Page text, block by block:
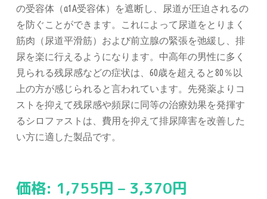
の受容体（α1A受容体）を遮断し、尿道が圧迫されるの
を防ぐことができます。これによって尿道をとりまく
筋肉（尿道平滑筋）および前立腺の緊張を弛緩し、排
尿を楽に行えるようになります。中高年の男性に多く
見られる残尿感などの症状は、60歳を超えると80％以
上の方が感じられると言われています。先発薬よりコ
ストを抑えて残尿感や頻尿に同等の治療効果を発揮す
るシロファストは、費用を抑えて排尿障害を改善した
い方に適した製品です。
価格: 1,755円 – 3,370円